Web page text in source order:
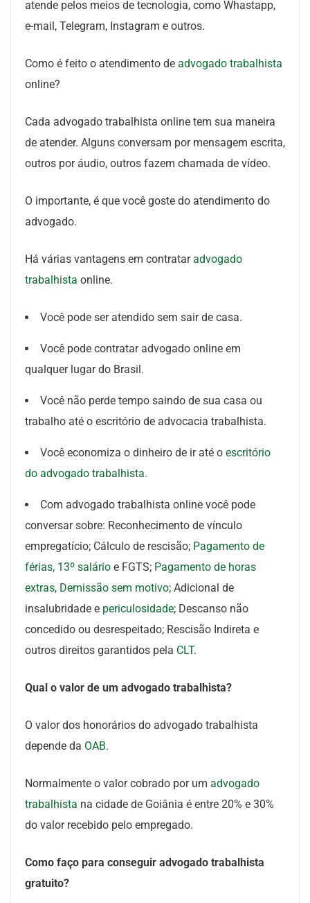
atende pelos meios de tecnologia, como Whastapp,
e-mail, Telegram, Instagram e outros.
Como é feito o atendimento de advogado trabalhista
online?
Cada advogado trabalhista online tem sua maneira
de atender. Alguns conversam por mensagem escrita,
outros por áudio, outros fazem chamada de vídeo.
O importante, é que você goste do atendimento do
advogado.
Há várias vantagens em contrataradvogado
trabalhista online.
Você pode ser atendido sem sair de casa.
Você pode contratar advogado online em
qualquer lugar do Brasil.
Você não perde tempo saindo de sua casa ou
trabalho até o escritório de advocacia trabalhista.
Você economiza o dinheiro de ir até o escritório
do advogado trabalhista.
Com advogado trabalhista online você pode
conversar sobre: Reconhecimento de vínculo
empregatício; Cálculo de rescisão; Pagamento de
férias, 13º salário e FGTS; Pagamento de horas
extras, Demissão sem motivo; Adicional de
insalubridade e periculosidade; Descanso não
concedido ou desrespeitado; Rescisão Indireta e
outros direitos garantidos pela CLT.
Qual o valor de um advogado trabalhista?
O valor dos honorários do advogado trabalhista
depende da OAB.
Normalmente o valor cobrado por um advogado
trabalhista na cidade de Goiânia é entre 20% e 30%
do valor recebido pelo empregado.
Como faço para conseguir advogado trabalhista
gratuito?